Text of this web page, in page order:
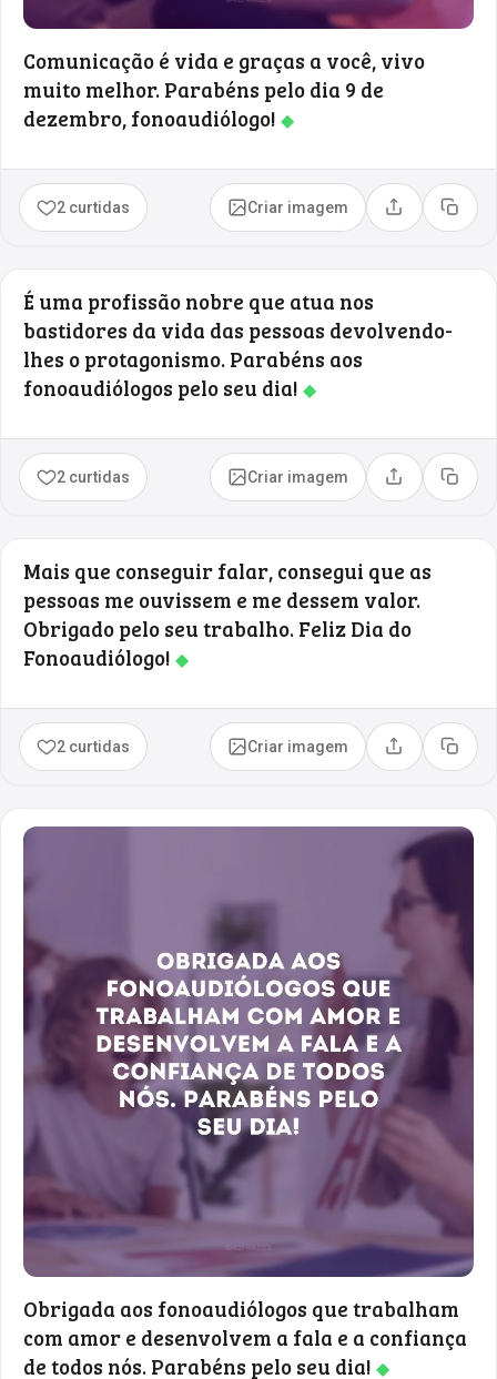
Comunicação é vida e graças a você, vivo
muito melhor. Parabéns pelo dia 9 de
dezembro, fonoaudiólogo! ◆
2 curtidas Criar imagem Compartilhar
Copiar
É uma profissão nobre que atua nos
bastidores da vida das pessoas devolvendo-
lhes o protagonismo. Parabéns aos
fonoaudiólogos pelo seu dia! ◆
2 curtidas Criar imagem Compartilhar
Copiar
Mais que conseguir falar, consegui que as
pessoas me ouvissem e me dessem valor.
Obrigado pelo seu trabalho. Feliz Dia do
Fonoaudiólogo! ◆
2 curtidas Criar imagem Compartilhar
Copiar
Obrigada aos fonoaudiólogos que trabalham
com amor e desenvolvem a fala e a confiança
de todos nós. Parabéns pelo seu dia! ◆